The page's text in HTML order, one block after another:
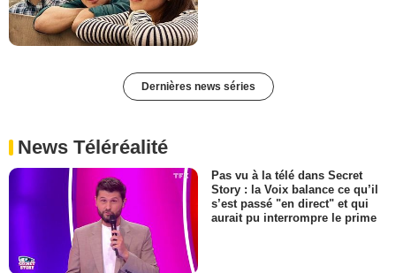
Dernières news séries
News Téléréalité
Pas vu à la télé dans Secret
Story : la Voix balance ce qu’il
s’est passé "en direct" et qui
aurait pu interrompre le prime